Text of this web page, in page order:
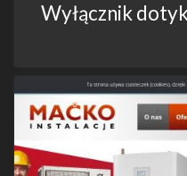
Wyłącznik